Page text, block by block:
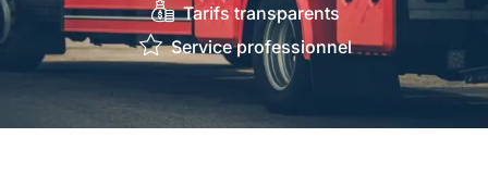
Tarifs transparents
Service professionnel